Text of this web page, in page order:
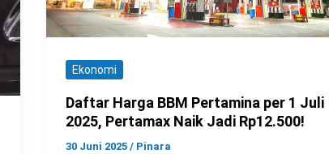
Ekonomi
Daftar Harga BBM Pertamina per 1 Juli
2025, Pertamax Naik Jadi Rp12.500!
30 Juni 2025 / Pinara